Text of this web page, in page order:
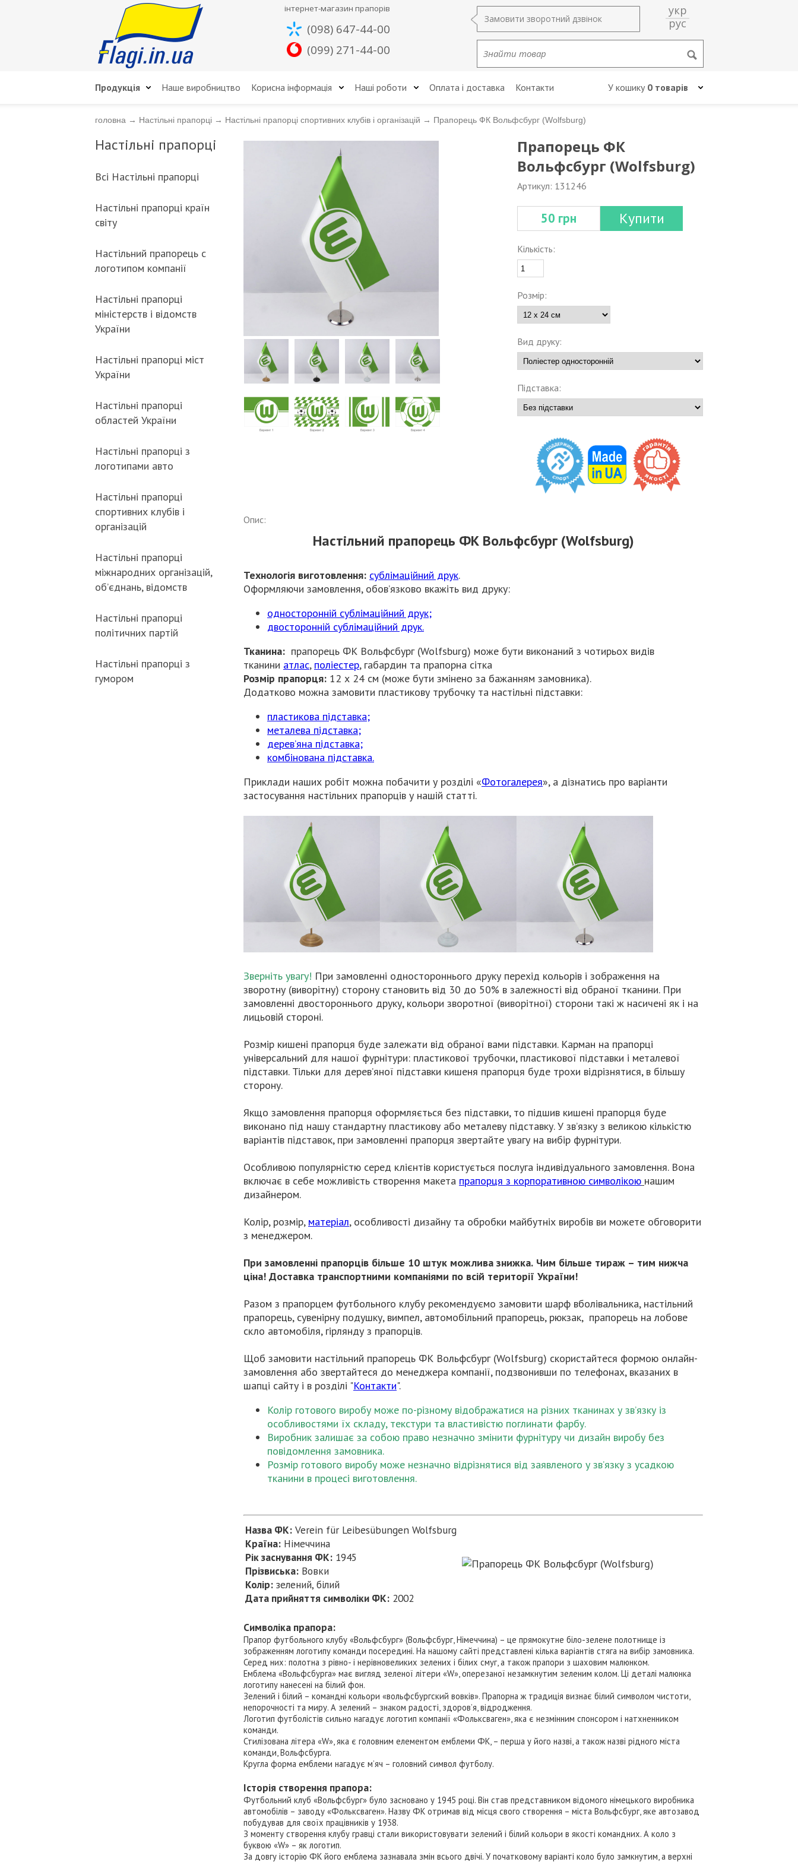
інтернет-магазин прапорів
(098) 647-44-00
(099) 271-44-00
Замовити зворотний дзвінок
укр
рус
Продукція Наше виробництво Корисна інформація Наші роботи Оплата і доставка Контакти У кошику 0 товарів
головна → Настільні прапорці → Настільні прапорці спортивних клубів і організацій → Прапорець ФК Вольфсбург (Wolfsburg)
Настільні прапорці
Всі Настільні прапорці
Настільні прапорці країн
світу
Настільний прапорець с
логотипом компанії
Настільні прапорці
міністерств і відомств
України
Настільні прапорці міст
України
Настільні прапорці
областей України
Настільні прапорці з
логотипами авто
Настільні прапорці
спортивних клубів і
організацій
Настільні прапорці
міжнародних організацій,
об’єднань, відомств
Настільні прапорці
політичних партій
Настільні прапорці з
гумором
Прапорець ФК
Вольфсбург (Wolfsburg)
Артикул: 131246
50 грн Купити
Кількість:
Розмір:
Вид друку:
Підставка:
Опис:
Настільний прапорець ФК Вольфсбург (Wolfsburg)
Технологія виготовлення: сублімаційний друк.
Оформляючи замовлення, обов’язково вкажіть вид друку:
односторонній сублімаційний друк;
двосторонній сублімаційний друк.
Тканина: прапорець ФК Вольфсбург (Wolfsburg) може бути виконаний з чотирьох видів
тканини атлас, поліестер, габардин та прапорна сітка
Розмір прапорця: 12 х 24 см (може бути змінено за бажанням замовника).
Додатково можна замовити пластикову трубочку та настільні підставки:
пластикова підставка;
металева підставка;
дерев’яна підставка;
комбінована підставка.
Приклади наших робіт можна побачити у розділі «Фотогалерея», а дізнатись про варіанти
застосування настільних прапорців у нашій статті.
Зверніть увагу! При замовленні одностороннього друку перехід кольорів і зображення на
зворотну (виворітну) сторону становить від 30 до 50% в залежності від обраної тканини. При
замовленні двостороннього друку, кольори зворотної (виворітної) сторони такі ж насичені як і на
лицьовій стороні.
Розмір кишені прапорця буде залежати від обраної вами підставки. Карман на прапорці
універсальний для нашої фурнітури: пластикової трубочки, пластикової підставки і металевої
підставки. Тільки для дерев’яної підставки кишеня прапорця буде трохи відрізнятися, в більшу
сторону.
Якщо замовлення прапорця оформляється без підставки, то підшив кишені прапорця буде
виконано під нашу стандартну пластикову або металеву підставку. У зв’язку з великою кількістю
варіантів підставок, при замовленні прапорця звертайте увагу на вибір фурнітури.
Особливою популярністю серед клієнтів користується послуга індивідуального замовлення. Вона
включає в себе можливість створення макета прапорця з корпоративною символікою нашим
дизайнером.
Колір, розмір, матеріал, особливості дизайну та обробки майбутніх виробів ви можете обговорити
з менеджером.
При замовленні прапорців більше 10 штук можлива знижка. Чим більше тираж – тим нижча
ціна! Доставка транспортними компаніями по всій території України!
Разом з прапорцем футбольного клубу рекомендуємо замовити шарф вболівальника, настільний
прапорець, сувенірну подушку, вимпел, автомобільний прапорець, рюкзак, прапорець на лобове
скло автомобіля, гірлянду з прапорців.
Щоб замовити настільний прапорець ФК Вольфсбург (Wolfsburg) скористайтеся формою онлайн-
замовлення або звертайтеся до менеджера компанії, подзвонивши по телефонах, вказаних в
шапці сайту і в розділі "Контакти".
Колір готового виробу може по-різному відображатися на різних тканинах у зв’язку із
особливостями їх складу, текстури та властивістю поглинати фарбу.
Виробник залишає за собою право незначно змінити фурнітуру чи дизайн виробу без
повідомлення замовника.
Розмір готового виробу може незначно відрізнятися від заявленого у зв’язку з усадкою
тканини в процесі виготовлення.
Назва ФК: Verein für Leibesübungen Wolfsburg
Країна: Німеччина
Рік заснування ФК: 1945
Прізвиська: Вовки
Колір: зелений, білий
Дата прийняття символіки ФК: 2002
Символіка прапора:
Прапор футбольного клубу «Вольфсбург» (Вольфсбург, Німеччина) – це прямокутне біло-зелене полотнище із
зображенням логотипу команди посередині. На нашому сайті представлені кілька варіантів стяга на вибір замовника.
Серед них: полотна з рівно- і нерівновеликих зелених і білих смуг, а також прапори з шаховим малюнком.
Емблема «Вольфсбурга» має вигляд зеленої літери «W», оперезаної незамкнутим зеленим колом. Ці деталі малюнка
логотипу нанесені на білий фон.
Зелений і білий – командні кольори «вольфсбургский вовків». Прапорна ж традиція визнає білий символом чистоти,
непорочності та миру. А зелений – знаком радості, здоров’я, відродження.
Логотип футболістів сильно нагадує логотип компанії «Фольксваген», яка є незмінним спонсором і натхненником
команди.
Стилізована літера «W», яка є головним елементом емблеми ФК, – перша у його назві, а також назві рідного міста
команди, Вольфсбурга.
Кругла форма емблеми нагадує м’яч – головний символ футболу.
Історія створення прапора:
Футбольний клуб «Вольфсбург» було засновано у 1945 році. Він став представником відомого німецького виробника
автомобілів – заводу «Фольксваген». Назву ФК отримав від місця свого створення – міста Вольфсбург, яке автозавод
побудував для своїх працівників у 1938.
З моменту створення клубу гравці стали використовувати зелений і білий кольори в якості командних. А коло з
буквою «W» – як логотип.
За довгу історію ФК його емблема зазнавала змін всього двічі. У початковому варіанті коло було замкнутим, а верхні